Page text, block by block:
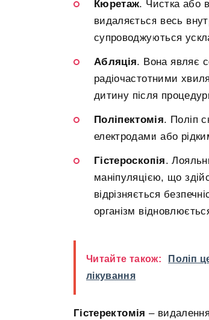
Кюретаж. Чистка або
видаляється весь
супроводжуються
Абляція. Вона являє
радіочастотними
дитину після
Поліпектомія. Поліп
електродами або
Гістероскопія.
маніпуляцією, що
відрізняється
організм
Читайте також:
Поліп
лікування
Гістеректомія –